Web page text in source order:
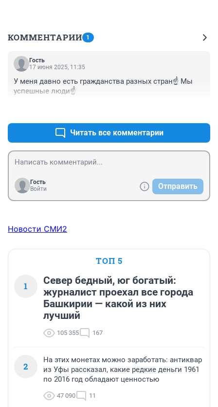
КОММЕНТАРИИ 1
Гость
17 июня 2025, 11:35
У меня давно есть гражданства разных стран☝️ Мы
успешные люди☝️
Читать все комментарии
Гость
Войти
Отправить
Новости СМИ2
ТОП 5
1
Север бедный, юг богатый:
журналист проехал все города
Башкирии — какой из них
лучший
105 355 167
2
На этих монетах можно заработать: антиквар
из Уфы рассказал, какие редкие деньги 1961
по 2016 год обладают ценностью
47 090 11